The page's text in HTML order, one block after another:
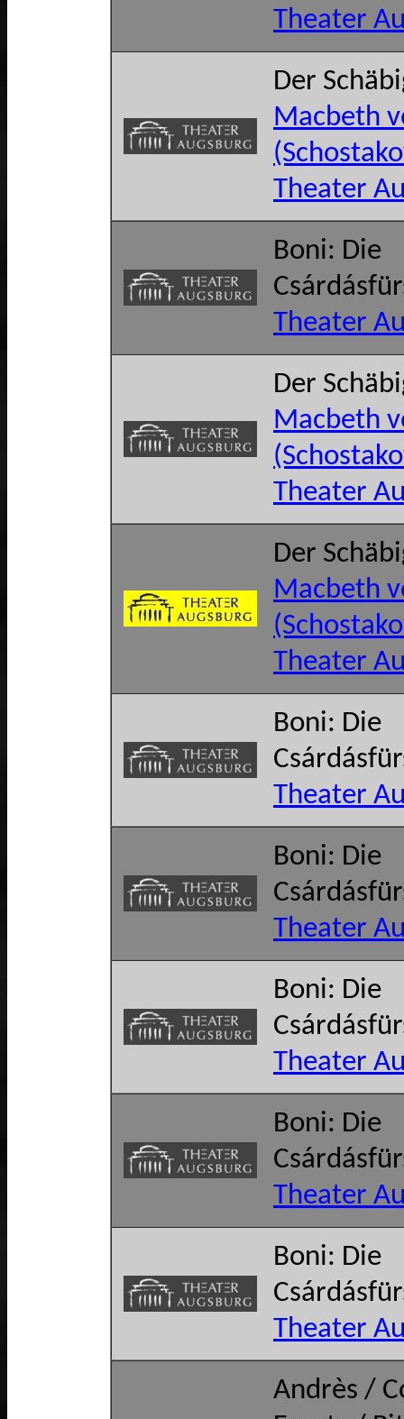
Theater
Der
Macbeth
Theater
Boni: Die
Theater
Der
Macbeth
Theater
Der
Macbeth
Theater
Boni: Die
Theater
Boni: Die
Theater
Boni: Die
Theater
Boni: Die
Theater
Boni: Die
Theater
Andrès /